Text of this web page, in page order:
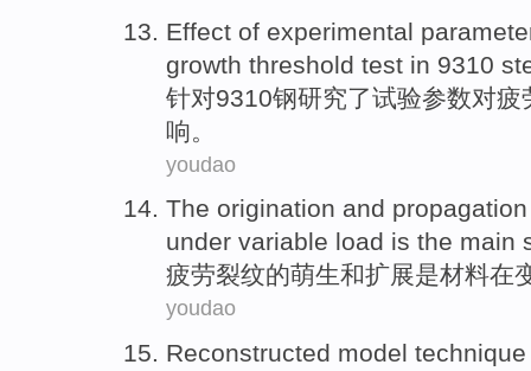
Effect of experimental
growth threshold test in 9310
针对9310钢研究了试验参数对疲
响 。
youdao
The origination and propagation
under variable load is the main
疲劳裂纹的萌生和扩展是材料在
youdao
Reconstructed model technique